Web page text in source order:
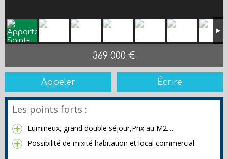
369 000 €
Appeler Écrire
Les points forts :
Lumineux, grand double séjour,Prix au M2....
Possibilité de mixité habitation et local commercial